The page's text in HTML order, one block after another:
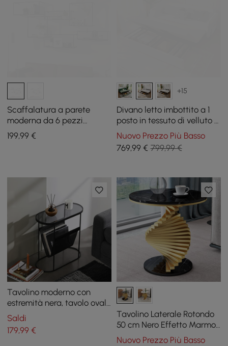
Scaffalatura a parete
moderna da 6 pezzi
Scaffali galleggianti neri in
metallo
199,99 €
+15
Divano letto imbottito a 1
posto in tessuto di velluto a
coste bianco con
contenitore e cuscini, 136
cm
Nuovo Prezzo Più Basso
769,99€ 799,99 €
Tavolino moderno con
estremità nera, tavolo ovale
con accento in metallo,
portariviste, tavolino da
divano
Saldi
179,99 €
Tavolino Laterale Rotondo
50 cm Nero Effetto Marmo
con Base a Spirale Dorata
Nuovo Prezzo Più Basso